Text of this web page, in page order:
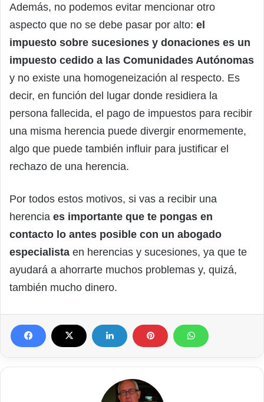
Además, no podemos evitar mencionar otro
aspecto que no se debe pasar por alto: el
impuesto sobre sucesiones y donaciones es un
impuesto cedido a las Comunidades Autónomas
y no existe una homogeneización al respecto. Es
decir, en función del lugar donde residiera la
persona fallecida, el pago de impuestos para recibir
una misma herencia puede divergir enormemente,
algo que puede también influir para justificar el
rechazo de una herencia.
Por todos estos motivos, si vas a recibir una
herencia es importante que te pongas en
contacto lo antes posible con un abogado
especialista en herencias y sucesiones, ya que te
ayudará a ahorrarte muchos problemas y, quizá,
también mucho dinero.